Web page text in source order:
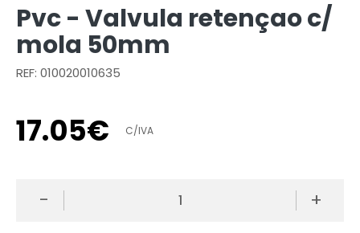
Pvc - Valvula retençao c/
mola 50mm
REF: 010020010635
17.05€ C/IVA
- +